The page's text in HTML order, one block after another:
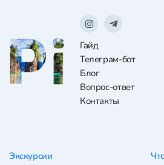
Гайд
Телеграм-бот
Блог
Вопрос-ответ
Контакты
Экскурсии